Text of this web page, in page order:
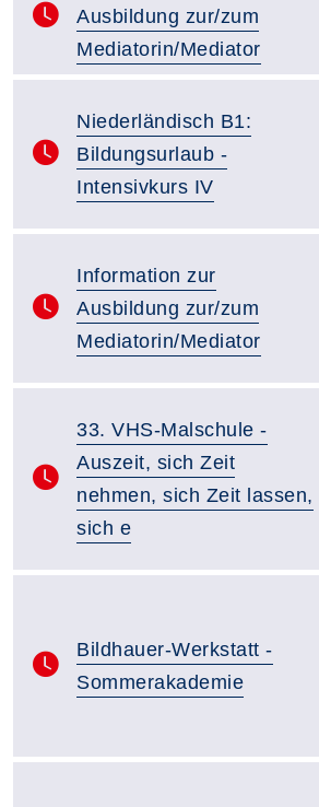
Ausbildung zur/zum
Mediatorin/Mediator
Niederländisch B1:
Bildungsurlaub -
Intensivkurs IV
Information zur
Ausbildung zur/zum
Mediatorin/Mediator
33. VHS-Malschule -
Auszeit, sich Zeit
nehmen, sich Zeit lassen,
sich e
Bildhauer-Werkstatt -
Sommerakademie